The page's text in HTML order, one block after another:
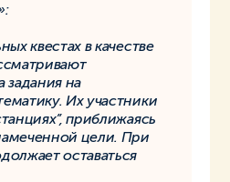
квестах в качестве
задания на
Их участники
приближаясь
цели. При
оставаться